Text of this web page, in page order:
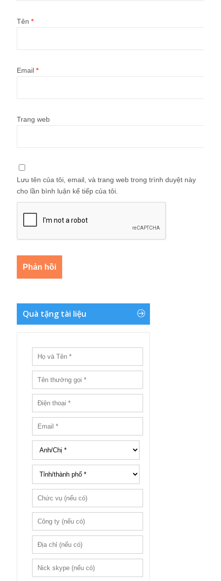
Tên *
Email *
Trang web
Lưu tên của tôi, email, và trang web trong trình duyệt này
cho lần bình luận kế tiếp của tôi.
Quà tặng tài liệu